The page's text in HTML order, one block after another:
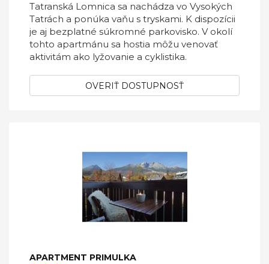
Tatranská Lomnica sa nachádza vo Vysokých
Tatrách a ponúka vaňu s tryskami. K dispozícii
je aj bezplatné súkromné parkovisko. V okolí
tohto apartmánu sa hostia môžu venovať
aktivitám ako lyžovanie a cyklistika.
OVERIŤ DOSTUPNOSŤ
APARTMENT PRIMULKA